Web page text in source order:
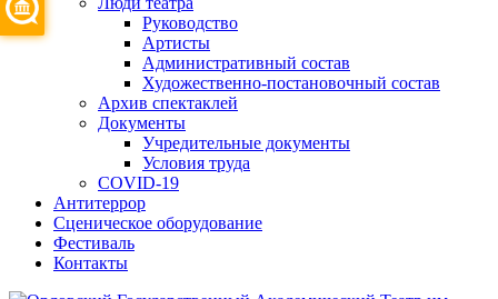
Руководство
Артисты
Административный состав
Художественно-постановочный состав
Архив спектаклей
Документы
Учредительные документы
Условия труда
COVID-19
Антитеррор
Сценическое оборудование
Фестиваль
Контакты